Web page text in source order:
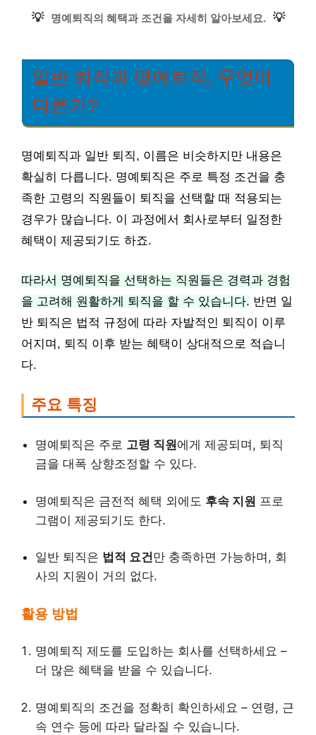
💡 명예퇴직의 혜택과 조건을 자세히 알아보세요. 💡
일반 퇴직과 명예퇴직, 무엇이
다른가?
명예퇴직과 일반 퇴직, 이름은 비슷하지만 내용은
확실히 다릅니다. 명예퇴직은 주로 특정 조건을 충
족한 고령의 직원들이 퇴직을 선택할 때 적용되는
경우가 많습니다. 이 과정에서 회사로부터 일정한
혜택이 제공되기도 하죠.
따라서 명예퇴직을 선택하는 직원들은 경력과 경험
을 고려해 원활하게 퇴직을 할 수 있습니다. 반면 일
반 퇴직은 법적 규정에 따라 자발적인 퇴직이 이루
어지며, 퇴직 이후 받는 혜택이 상대적으로 적습니
다.
주요 특징
명예퇴직은 주로 고령 직원에게 제공되며, 퇴직
금을 대폭 상향조정할 수 있다.
명예퇴직은 금전적 혜택 외에도 후속 지원 프로
그램이 제공되기도 한다.
일반 퇴직은 법적 요건만 충족하면 가능하며, 회
사의 지원이 거의 없다.
활용 방법
명예퇴직 제도를 도입하는 회사를 선택하세요 –
더 많은 혜택을 받을 수 있습니다.
명예퇴직의 조건을 정확히 확인하세요 – 연령, 근
속 연수 등에 따라 달라질 수 있습니다.